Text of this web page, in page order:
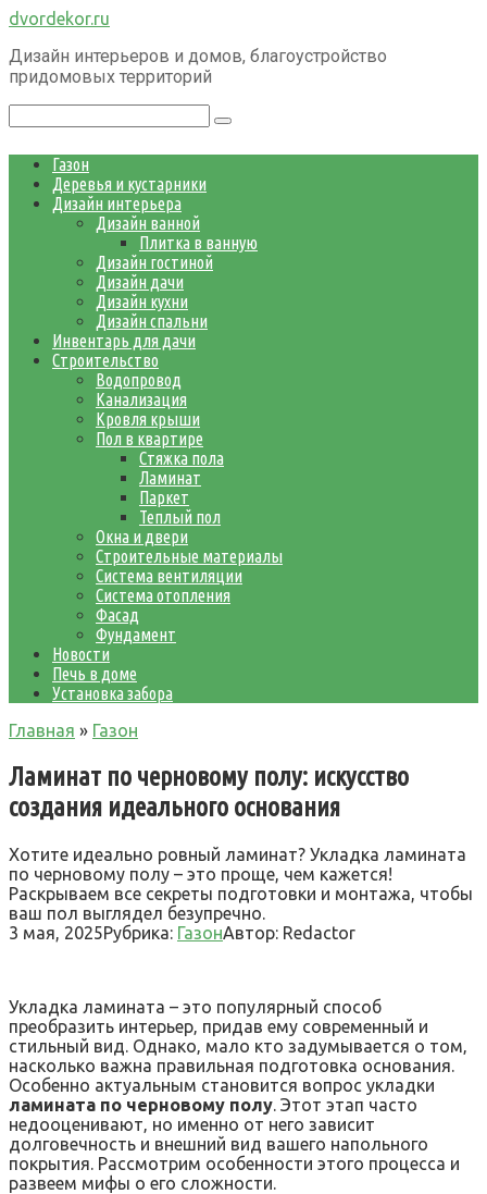
Перейти
контенту
dvordekor.ru
Дизайн интерьеров и домов, благоустройство
придомовых территорий
Газон
Деревья и кустарники
Дизайн интерьера
Дизайн ванной
Плитка в ванную
Дизайн гостиной
Дизайн дачи
Дизайн кухни
Дизайн спальни
Инвентарь для дачи
Строительство
Водопровод
Канализация
Кровля крыши
Пол в квартире
Стяжка пола
Ламинат
Паркет
Теплый пол
Окна и двери
Строительные материалы
Система вентиляции
Система отопления
Фасад
Фундамент
Новости
Печь в доме
Установка забора
Главная » Газон
Ламинат по черновому полу: искусство
создания идеального основания
Хотите идеально ровный ламинат? Укладка ламината
по черновому полу – это проще, чем кажется!
Раскрываем все секреты подготовки и монтажа, чтобы
ваш пол выглядел безупречно.
3 мая, 2025Рубрика: ГазонАвтор: Redactor
Укладка ламината – это популярный способ
преобразить интерьер‚ придав ему современный и
стильный вид. Однако‚ мало кто задумывается о том‚
насколько важна правильная подготовка основания.
Особенно актуальным становится вопрос укладки
ламината по черновому полу. Этот этап часто
недооценивают‚ но именно от него зависит
долговечность и внешний вид вашего напольного
покрытия. Рассмотрим особенности этого процесса и
развеем мифы о его сложности.